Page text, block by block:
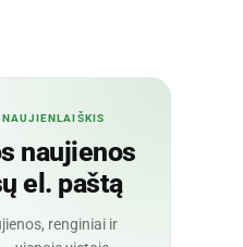
naujienos
el. paštą
renginiai ir